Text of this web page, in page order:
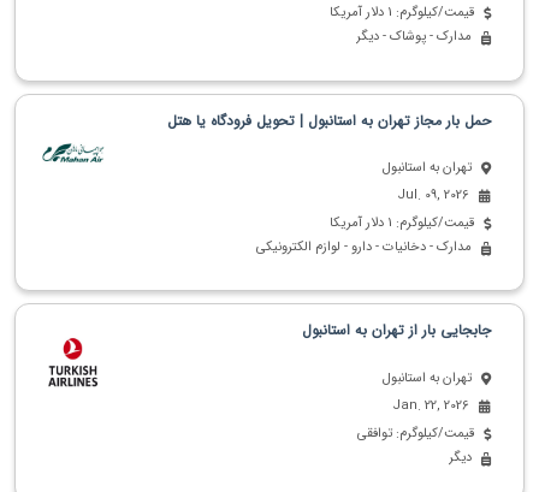
قیمت/کیلوگرم: 1 دلار آمریکا
مدارک - پوشاک - دیگر
حمل بار مجاز تهران به استانبول | تحویل فرودگاه یا هتل
تهران به استانبول
Jul. 09, 2026
قیمت/کیلوگرم: 1 دلار آمریکا
مدارک - دخانیات - دارو - لوازم الکترونیکی
جابجایی بار از تهران به استانبول
تهران به استانبول
Jan. 22, 2026
قیمت/کیلوگرم: توافقی
دیگر